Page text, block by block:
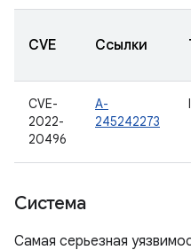
CVE Ссылки
CVE-
2022-
20496
A-
245242273
Система
Самая серьезная